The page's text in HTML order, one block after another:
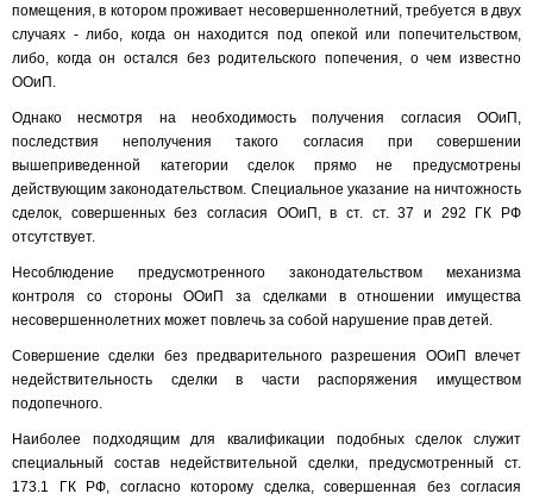
помещения, в котором проживает несовершеннолетний, требуется в двух
случаях - либо, когда он находится под опекой или попечительством,
либо, когда он остался без родительского попечения, о чем известно
ООиП.
Однако несмотря на необходимость получения согласия ООиП,
последствия неполучения такого согласия при совершении
вышеприведенной категории сделок прямо не предусмотрены
действующим законодательством. Специальное указание на ничтожность
сделок, совершенных без согласия ООиП, в ст. ст. 37 и 292 ГК РФ
отсутствует.
Несоблюдение предусмотренного законодательством механизма
контроля со стороны ООиП за сделками в отношении имущества
несовершеннолетних может повлечь за собой нарушение прав детей.
Совершение сделки без предварительного разрешения ООиП влечет
недействительность сделки в части распоряжения имуществом
подопечного.
Наиболее подходящим для квалификации подобных сделок служит
специальный состав недействительной сделки, предусмотренный ст.
173.1 ГК РФ, согласно которому сделка, совершенная без согласия